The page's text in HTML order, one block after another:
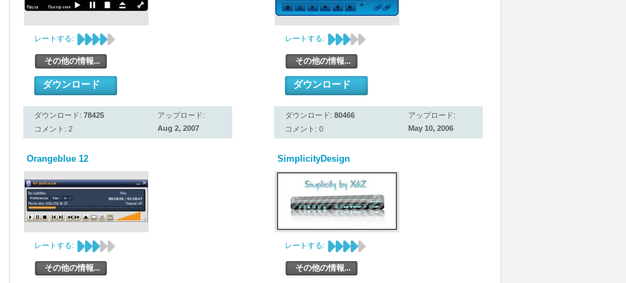
レートする:
その他の情報...
ダウンロード
ダウンロード: 78425
コメント: 2
アップロード:
Aug 2, 2007
レートする:
その他の情報...
ダウンロード
ダウンロード: 80466
コメント: 0
アップロード:
May 10, 2006
Orangeblue 12
レートする:
その他の情報...
SimplicityDesign
レートする:
その他の情報...